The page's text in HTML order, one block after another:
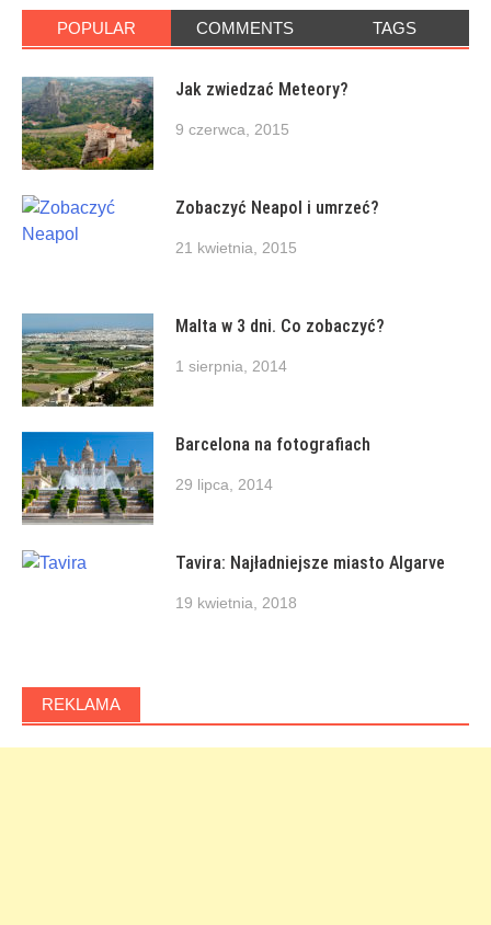
POPULAR COMMENTS TAGS
Jak zwiedzać Meteory?
9 czerwca, 2015
Zobaczyć Neapol i umrzeć?
21 kwietnia, 2015
Malta w 3 dni. Co zobaczyć?
1 sierpnia, 2014
Barcelona na fotografiach
29 lipca, 2014
Tavira: Najładniejsze miasto Algarve
19 kwietnia, 2018
REKLAMA